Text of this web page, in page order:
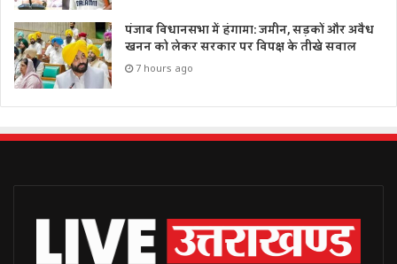
पंजाब विधानसभा में हंगामा: जमीन, सड़कों और अवैध
खनन को लेकर सरकार पर विपक्ष के तीखे सवाल
7 hours ago